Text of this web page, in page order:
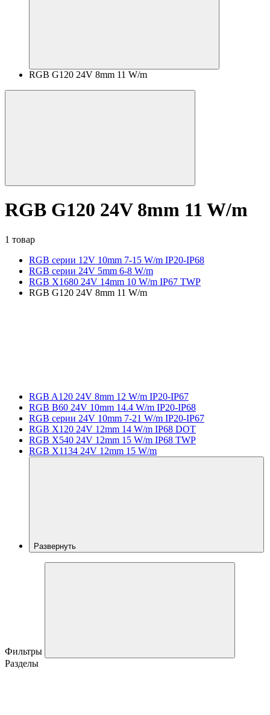
RGB G120 24V 8mm 11 W/m
RGB G120 24V 8mm 11 W/m
1 товар
RGB серии 12V 10mm 7-15 W/m IP20-IP68
RGB серии 24V 5mm 6-8 W/m
RGB X1680 24V 14mm 10 W/m IP67 TWP
RGB G120 24V 8mm 11 W/m
RGB A120 24V 8mm 12 W/m IP20-IP67
RGB B60 24V 10mm 14.4 W/m IP20-IP68
RGB серии 24V 10mm 7-21 W/m IP20-IP67
RGB X120 24V 12mm 14 W/m IP68 DOT
RGB X540 24V 12mm 15 W/m IP68 TWP
RGB X1134 24V 12mm 15 W/m
Развернуть
Фильтры
Разделы